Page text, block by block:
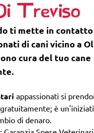
Treviso
ti mette in
di cani vicino a
cura del tuo cane
appassionati si
è
di denaro.